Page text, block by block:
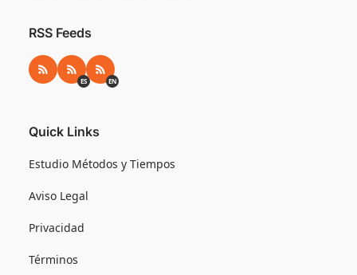
RSS Feeds
RSS RSS ES
ES RSS EN
EN
Quick Links
Estudio Métodos y Tiempos
Aviso Legal
Privacidad
Términos